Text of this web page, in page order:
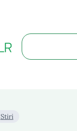
Search
Stiri